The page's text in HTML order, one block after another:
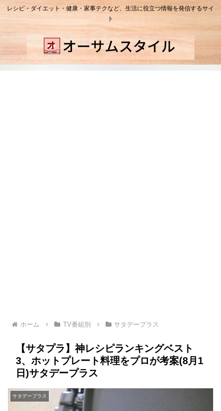
レシピ・ダイエット・健康・家事テクなど、生活に役立つ情報を発信するサイ
ト
ホーム TV番組別 サタデープラス
【サタプラ】神レシピランキングベスト
3、ホットプレート料理をプロが考案(8月1
日)サタデープラス
サタデープラス